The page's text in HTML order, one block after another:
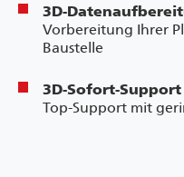
3D-
Vorbereitung Ihrer
Baustelle
3D-Sofort-Support
Top-Support mit